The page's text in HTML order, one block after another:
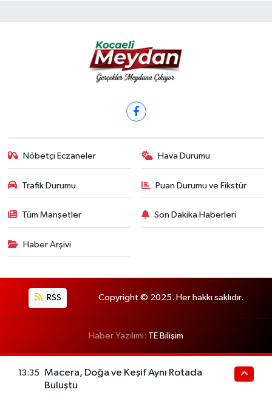
Nöbetçi Eczaneler Hava Durumu
Trafik Durumu Puan Durumu ve Fikstür
Tüm Manşetler Son Dakika Haberleri
Haber Arşivi
RSS Copyright © 2025. Her hakkı saklıdır.
Haber Yazılımı: TE Bilişim
13:35
Macera, Doğa ve Keşif Aynı Rotada
Buluştu